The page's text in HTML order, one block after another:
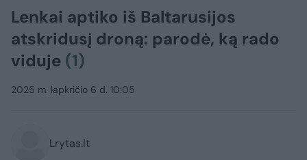
Lenkai aptiko iš Baltarusijos
atskridusį droną: parodė, ką rado
viduje (1)
2025 m. lapkričio 6 d. 10:05
Lrytas.lt